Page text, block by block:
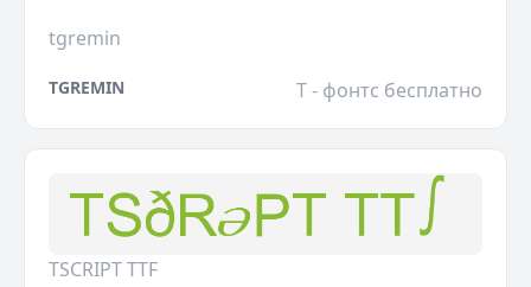
tgremin
TGREMIN T - фонтс бесплатно
TSCRIPT TTF